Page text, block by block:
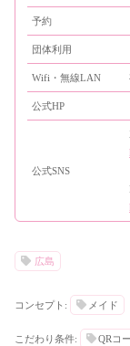
予約
団体利用
Wifi・無線LAN
公式HP
公式SNS
広島
コンセプト: メイド
こだわり条件: QRコ